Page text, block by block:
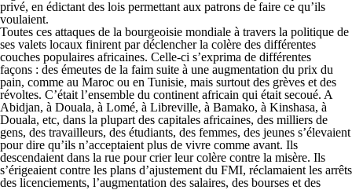
privé, en édictant des lois permettant aux patrons de faire ce qu’ils
voulaient.
Toutes ces attaques de la bourgeoisie mondiale à travers la politique de
ses valets locaux finirent par déclencher la colère des différentes
couches populaires africaines. Celle-ci s’exprima de différentes
façons : des émeutes de la faim suite à une augmentation du prix du
pain, comme au Maroc ou en Tunisie, mais surtout des grèves et des
révoltes. C’était l’ensemble du continent africain qui était secoué. A
Abidjan, à Douala, à Lomé, à Libreville, à Bamako, à Kinshasa, à
Douala, etc, dans la plupart des capitales africaines, des milliers de
gens, des travailleurs, des étudiants, des femmes, des jeunes s’élevaient
pour dire qu’ils n’acceptaient plus de vivre comme avant. Ils
descendaient dans la rue pour crier leur colère contre la misère. Ils
s’érigeaient contre les plans d’ajustement du FMI, réclamaient les arrêts
des licenciements, l’augmentation des salaires, des bourses et des